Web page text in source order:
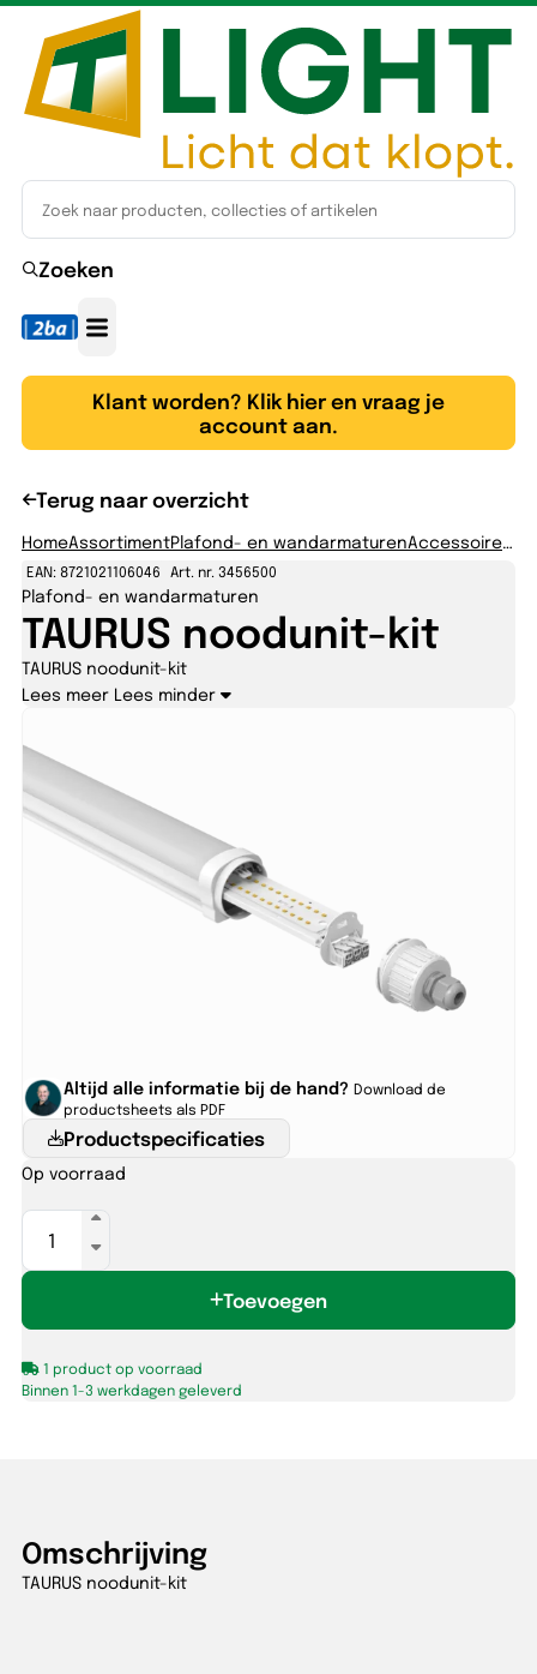
Zoeken
Klant worden? Klik hier en vraag je
account aan.
Terug naar overzicht
HomeAssortimentPlafond- en wandarmaturenAccessoires Plafond- en wandarmaturen
EAN: 8721021106046 Art. nr. 3456500
Plafond- en wandarmaturen
TAURUS noodunit-kit
TAURUS noodunit-kit
Lees meer Lees minder
Altijd alle informatie bij de hand? Download de
productsheets als PDF
Productspecificaties
Op voorraad
TAURUS
noodunit-
kit
Toevoegen
1 product op voorraad
Binnen 1-3 werkdagen geleverd
Omschrijving
TAURUS noodunit-kit